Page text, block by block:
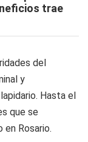
trae
del
y
Hasta el
que se
Rosario.